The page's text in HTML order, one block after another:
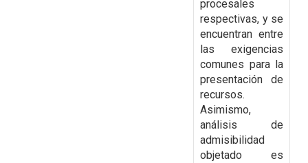
procesales
respectivas, y se
encuentran entre
las exigencias
comunes para la
presentación de
recursos.
Asimismo,
análisis de
admisibilidad
objetado es